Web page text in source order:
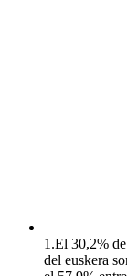
1.El 30,2%
del euskera